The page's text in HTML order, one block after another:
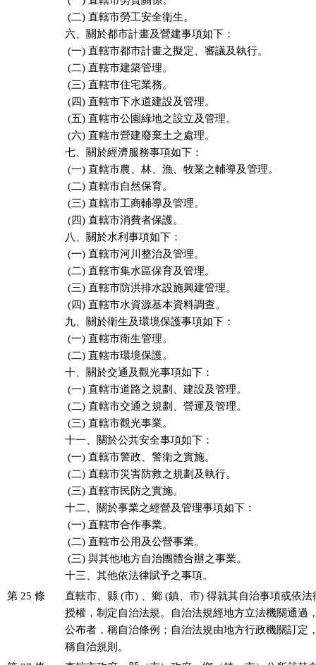
(二) 直轄市勞工安全衛生。
六、關於都市計畫及營建事項如下：
(一) 直轄市都市計畫之擬定、審議及執行。
(二) 直轄市建築管理。
(三) 直轄市住宅業務。
(四) 直轄市下水道建設及管理。
(五) 直轄市公園綠地之設立及管理。
(六) 直轄市營建廢棄土之處理。
七、關於經濟服務事項如下：
(一) 直轄市農、林、漁、牧業之輔導及管理。
(二) 直轄市自然保育。
(三) 直轄市工商輔導及管理。
(四) 直轄市消費者保護。
八、關於水利事項如下：
(一) 直轄市河川整治及管理。
(二) 直轄市集水區保育及管理。
(三) 直轄市防洪排水設施興建管理。
(四) 直轄市水資源基本資料調查。
九、關於衛生及環境保護事項如下：
(一) 直轄市衛生管理。
(二) 直轄市環境保護。
十、關於交通及觀光事項如下：
(一) 直轄市道路之規劃、建設及管理。
(二) 直轄市交通之規劃、營運及管理。
(三) 直轄市觀光事業。
十一、關於公共安全事項如下：
(一) 直轄市警政、警衛之實施。
(二) 直轄市災害防救之規劃及執行。
(三) 直轄市民防之實施。
十二、關於事業之經營及管理事項如下：
(一) 直轄市合作事業。
(二) 直轄市公用及公營事業。
(三) 與其他地方自治團體合辦之事業。
十三、其他依法律賦予之事項。
第 25 條
直轄市、縣 (市) 、鄉 (鎮、市) 得就其自治事項或依法
授權，制定自治法規。自治法規經地方立法機關通過
公布者，稱自治條例；自治法規由地方行政機關訂定
稱自治規則。